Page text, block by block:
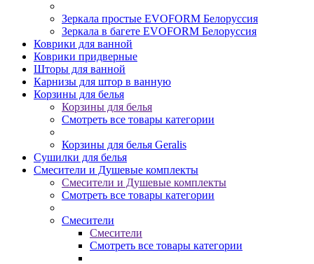
Зеркала простые EVOFORM Белоруссия
Зеркала в багете EVOFORM Белоруссия
Коврики для ванной
Коврики придверные
Шторы для ванной
Карнизы для штор в ванную
Корзины для белья
Корзины для белья
Смотреть все товары категории
Корзины для белья Geralis
Сушилки для белья
Смесители и Душевые комплекты
Смесители и Душевые комплекты
Смотреть все товары категории
Смесители
Смесители
Смотреть все товары категории